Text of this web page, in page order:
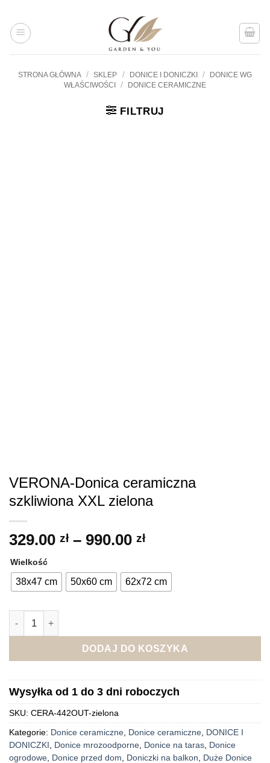
treści
STRONA GŁÓWNA / SKLEP / DONICE I DONICZKI /
DONICE WG
WŁAŚCIWOŚCI
/ DONICE CERAMICZNE
FILTRUJ
VERONA-Donica ceramiczna
szkliwiona XXL zielona
329.00 zł – 990.00 złZakres
od
329.00 zł
Wielkość
38x47 cm 50x60 cm 62x72 cm
DODAJ DO KOSZYKA
Wysyłka od 1 do 3 dni roboczych
SKU: CERA-442OUT-zielona
Kategorie: Donice ceramiczne Donice ceramiczne DONICE I
DONICZKI
Donice mrozoodporne Donice na taras Donice
ogrodowe Donice przed dom Doniczki na balkon
Duże Donice